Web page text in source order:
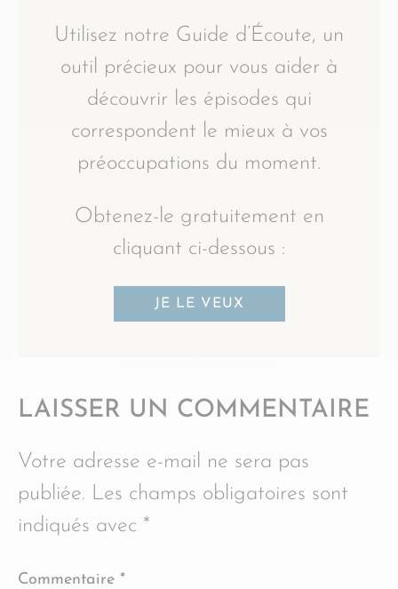
Utilisez notre Guide d’Écoute, un
outil précieux pour vous aider à
découvrir les épisodes qui
correspondent le mieux à vos
préoccupations du moment.
Obtenez-le gratuitement en
cliquant ci-dessous :
JE LE VEUX
LAISSER UN COMMENTAIRE
Votre adresse e-mail ne sera pas
publiée. Les champs obligatoires sont
indiqués avec *
Commentaire *